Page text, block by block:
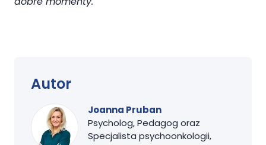
Autor
Joanna Pruban
Psycholog, Pedagog oraz
Specjalista psychoonkologii,